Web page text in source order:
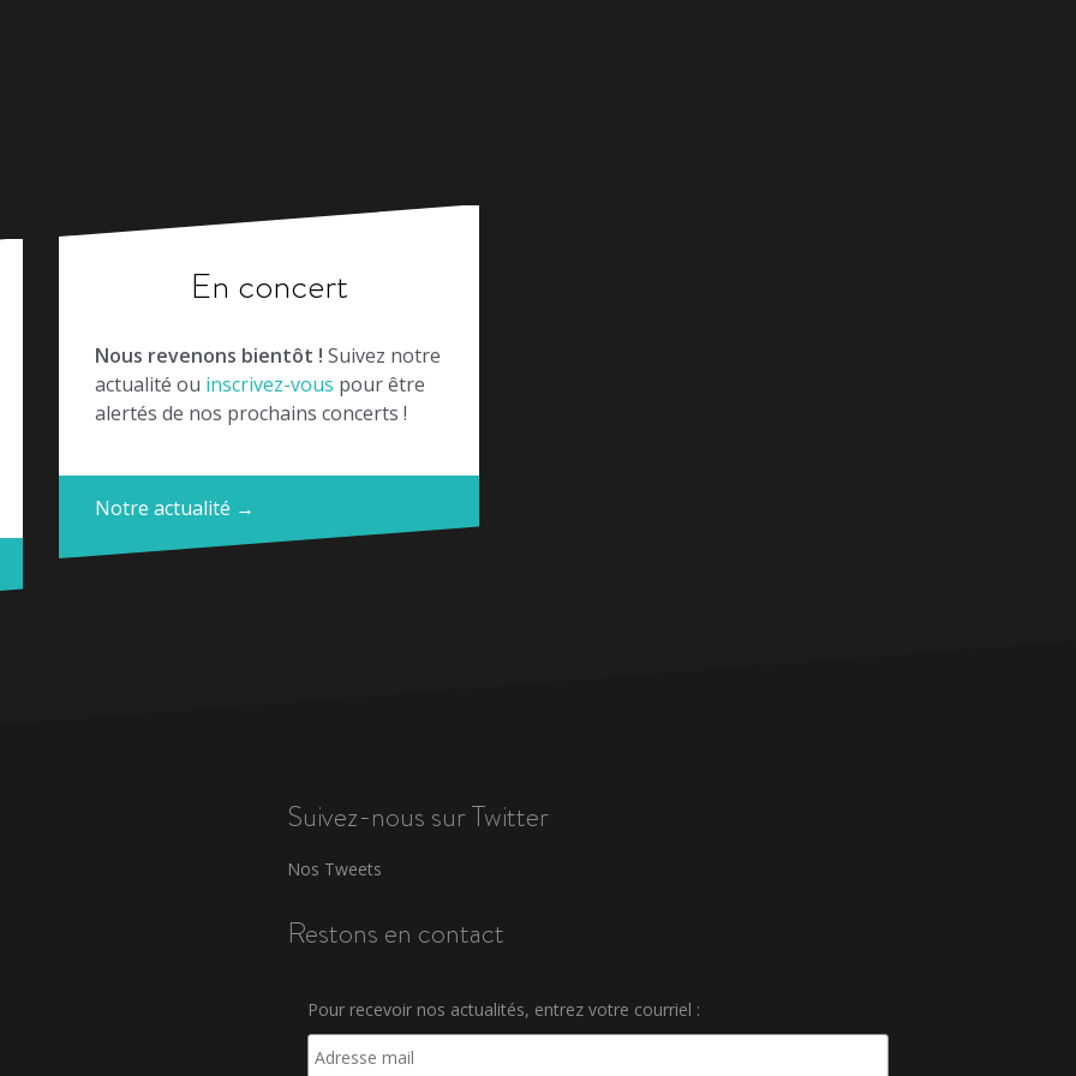
En concert
Nous revenons bientôt ! Suivez notre
actualité ou inscrivez-vous pour être
alertés de nos prochains concerts !
Notre actualité →
Suivez-nous sur Twitter
Nos Tweets
Restons en contact
Pour recevoir nos actualités, entrez votre courriel :